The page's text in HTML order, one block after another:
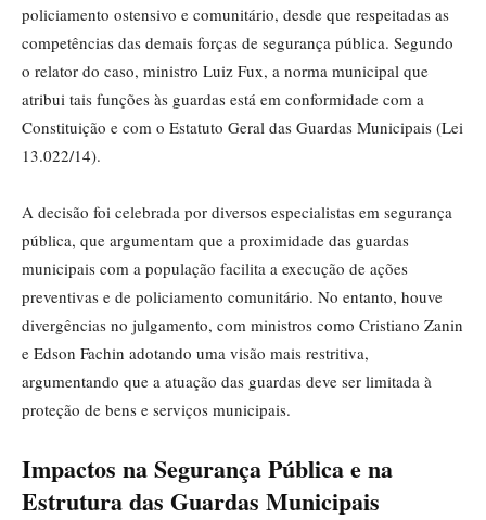
policiamento ostensivo e comunitário, desde que respeitadas as
competências das demais forças de segurança pública. Segundo
o relator do caso, ministro Luiz Fux, a norma municipal que
atribui tais funções às guardas está em conformidade com a
Constituição e com o Estatuto Geral das Guardas Municipais (Lei
13.022/14).
A decisão foi celebrada por diversos especialistas em segurança
pública, que argumentam que a proximidade das guardas
municipais com a população facilita a execução de ações
preventivas e de policiamento comunitário. No entanto, houve
divergências no julgamento, com ministros como Cristiano Zanin
e Edson Fachin adotando uma visão mais restritiva,
argumentando que a atuação das guardas deve ser limitada à
proteção de bens e serviços municipais.
Impactos na Segurança Pública e na
Estrutura das Guardas Municipais